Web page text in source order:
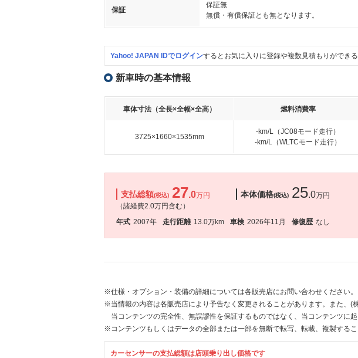
保証
保証無
無償・有償保証とも無となります。
Yahoo! JAPAN IDでログインするとお気に入りに登録や複数見積もりができる
新車時の基本情報
車体寸法（全長×全幅×全高） 燃料消費率
3725×1660×1535mm
-km/L（JC08モード走行）
-km/L（WLTCモード走行）
支払総額(税込) 27.0万円
（諸経費2.0万円含む）
本体価格(税込) 25.0万円
年式 2007年 走行距離 13.0万km 車検 2026年11月 修復歴 なし
※仕様・オプション・装備の詳細については各販売店にお問い合わせください。
※当情報の内容は各販売店により予告なく変更されることがあります。また、(
当コンテンツの完全性、無誤謬性を保証するものではなく、当コンテンツに
※コンテンツもしくはデータの全部または一部を無断で転写、転載、複製するこ
カーセンサーの支払総額は店頭乗り出し価格です